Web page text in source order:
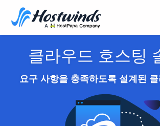
클라우드 호스팅
요구 사항을 충족하도록 설계된